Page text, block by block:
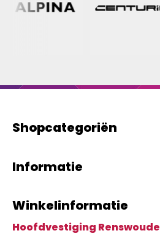
Shopcategoriën
Informatie
Winkelinformatie
Hoofdvestiging Renswoude